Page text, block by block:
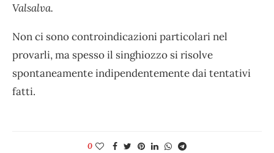
Valsalva.
Non ci sono controindicazioni particolari nel
provarli, ma spesso il singhiozzo si risolve
spontaneamente indipendentemente dai tentativi
fatti.
0